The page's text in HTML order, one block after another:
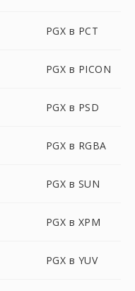
PGX в PCT
PGX в PICON
PGX в PSD
PGX в RGBA
PGX в SUN
PGX в XPM
PGX в YUV